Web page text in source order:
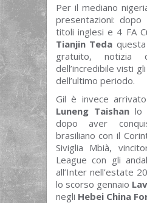
Per il mediano
presentazioni: dopo
titoli inglesi e 4 FA
Tianjin Teda
gratuito, notizia
dell’incredibile visti
dell’ultimo periodo.
Gil è invece
Luneng Taishan lo
dopo aver
brasiliano con il
Siviglia Mbià,
League con gli
all’Inter nell’estate
lo scorso gennaio
negli Hebei China